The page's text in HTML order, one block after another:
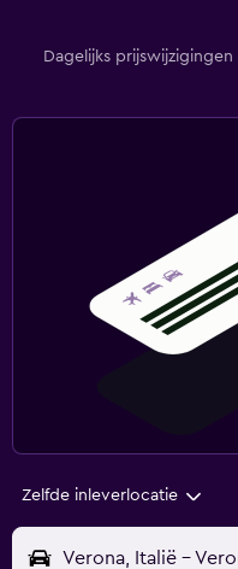
Dagelijks
Zelfde inleverlocatie
Verona, Italië -